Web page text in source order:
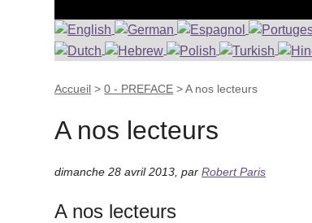
Accueil >0 - PREFACE >A nos lecteurs
A nos lecteurs
dimanche 28 avril 2013 ,parRobert Paris
A nos lecteurs